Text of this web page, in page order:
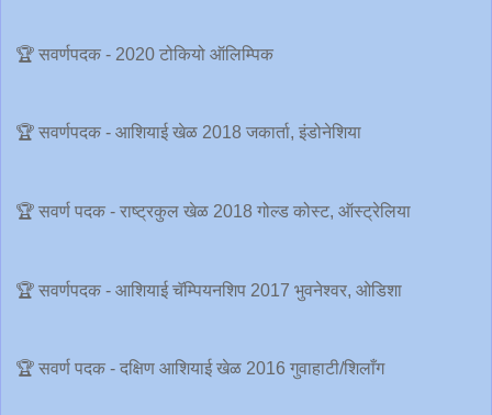
🏆 सवर्णपदक - 2020 टोकियो ऑलिम्पिक
🏆 सवर्णपदक - आशियाई खेळ 2018 जकार्ता, इंडोनेशिया
🏆 सवर्ण पदक - राष्ट्रकुल खेळ 2018 गोल्ड कोस्ट, ऑस्ट्रेलिया
🏆 सवर्णपदक - आशियाई चॅम्पियनशिप 2017 भुवनेश्वर, ओडिशा
🏆 सवर्ण पदक - दक्षिण आशियाई खेळ 2016 गुवाहाटी/शिलाँग